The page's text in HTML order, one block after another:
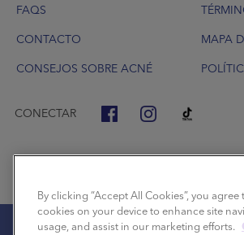
FAQS
CONTACTO
CONSEJOS SOBRE ACNÉ
MAPA
CONECTAR
By clicking “Accept All Cookies”, you
cookies on your device to enhance site
usage, and assist in our marketing efforts.